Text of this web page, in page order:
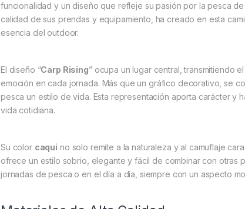
funcionalidad y un diseño que refleje su pasión por la pesca
calidad de sus prendas y equipamiento, ha creado en esta
esencia del outdoor.
El diseño “Carp Rising” ocupa un lugar central, transmitiendo
emoción en cada jornada. Más que un gráfico decorativo, se
pesca un estilo de vida. Esta representación aporta carácter y
vida cotidiana.
Su color caqui no solo remite a la naturaleza y al camuflaje
ofrece un estilo sobrio, elegante y fácil de combinar con otras
jornadas de pesca o en el día a día, siempre con un aspecto